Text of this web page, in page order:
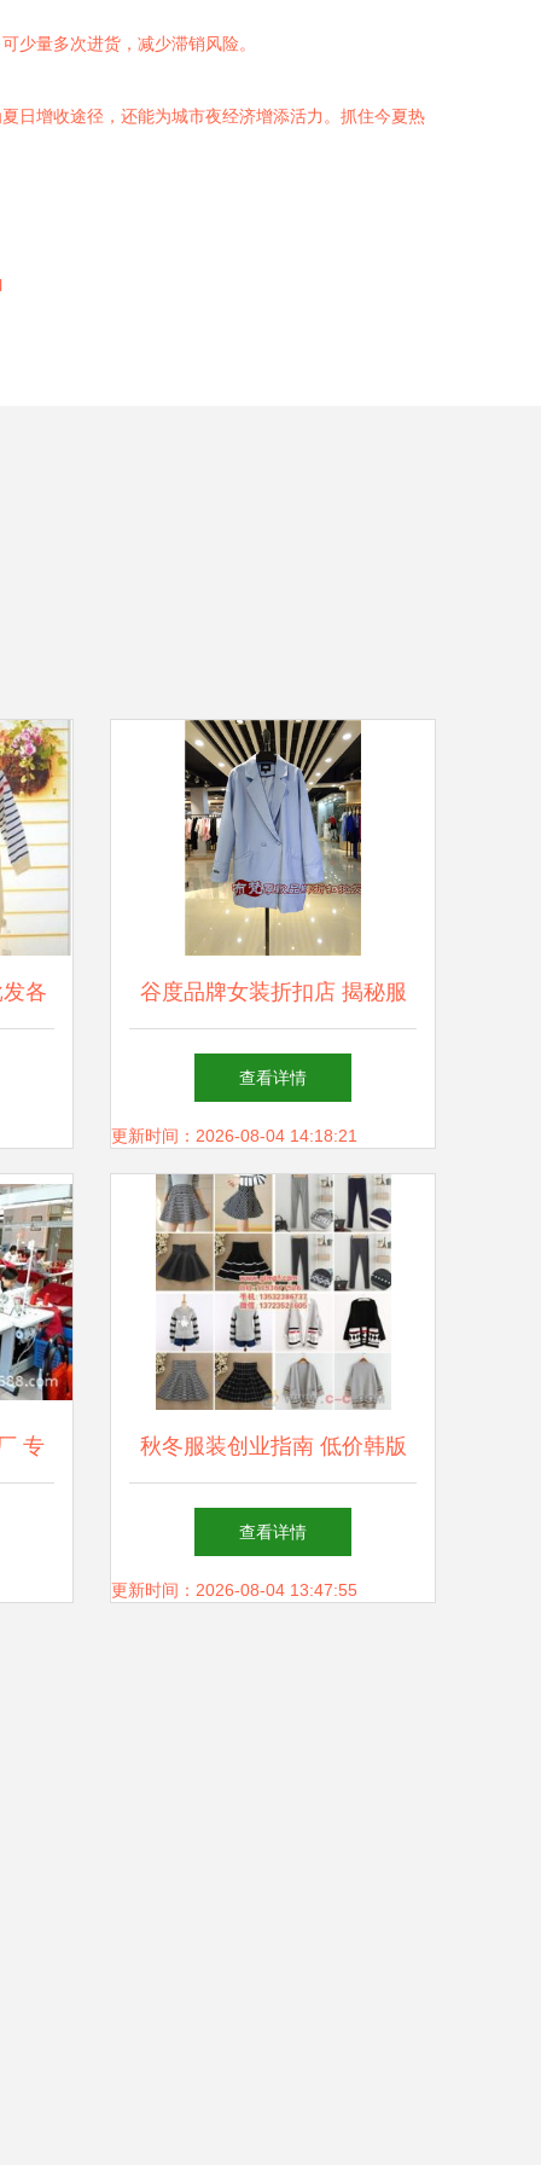
少量多次进货，减少滞销风险。
日增收途径，还能为城市夜经济增添活力。抓住今夏热
各
、
谷度品牌女装折扣店 揭秘服
饰尾货走份批发的核心进货渠
道
查看详情
更新时间：2026-08-04 14:18:21
专
发
秋冬服装创业指南 低价韩版
女装货源与摆摊批发的制胜策
略
查看详情
更新时间：2026-08-04 13:47:55